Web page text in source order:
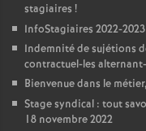
stagiaires !
InfoStagiaires 2022-
Indemnité de sujétions
contractuel-les
Bienvenue dans le
Stage syndical : tout
18 novembre 2022